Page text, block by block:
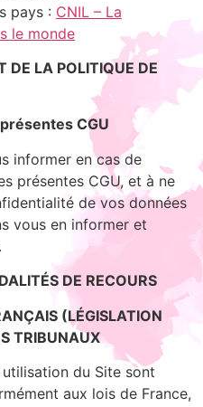
pays : CNIL – La
le monde
DE LA POLITIQUE DE
CGU
informer en cas de
présentes CGU, et à ne
de vos données
vous en informer et
DE RECOURS
(LÉGISLATION
TRIBUNAUX
du Site sont
aux lois de France,